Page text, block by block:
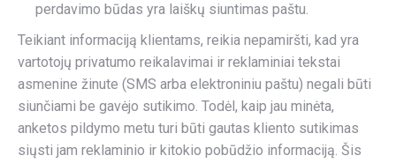
perdavimo būdas yra laiškų siuntimas paštu.
Teikiant informaciją klientams, reikia nepamiršti, kad yra
vartotojų privatumo reikalavimai ir reklaminiai tekstai
asmenine žinute (SMS arba elektroniniu paštu) negali būti
siunčiami be gavėjo sutikimo. Todėl, kaip jau minėta,
anketos pildymo metu turi būti gautas kliento sutikimas
siųsti jam reklaminio ir kitokio pobūdžio informaciją. Šis